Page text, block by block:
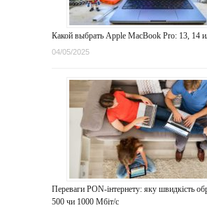
Какой выбрать Apple MacBook Pro: 13, 14
04/05/2025
Переваги PON-інтернету: яку швидкість
500 чи 1000 Мбіт/с